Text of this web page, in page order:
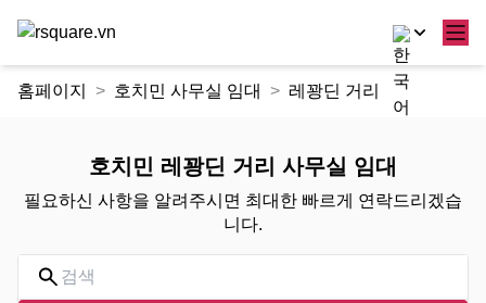
홈페이지 호치민 사무실 임대 레꽝딘 거리
호치민 레꽝딘 거리 사무실 임대
필요하신 사항을 알려주시면 최대한 빠르게 연락드리겠습
니다.